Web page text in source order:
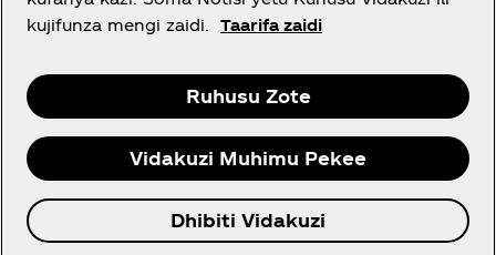
Facebook
© 2026 Kampuni ya Coca‑Cola. Haki zote
zimehifadhiwa.
kujifunza mengi zaidi.
Taarifa zaidi
Ruhusu Zote
Vidakuzi Muhimu Pekee
Dhibiti Vidakuzi